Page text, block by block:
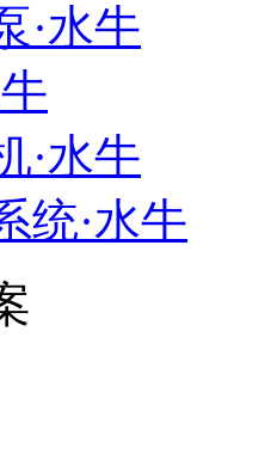
·水牛
·水牛
统·水牛